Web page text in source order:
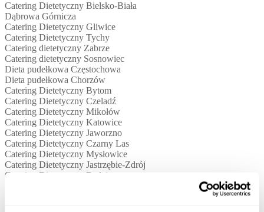
Catering Dietetyczny Bielsko-Biała
Dąbrowa Górnicza
Catering Dietetyczny Gliwice
Catering Dietetyczny Tychy
Catering dietetyczny Zabrze
Catering dietetyczny Sosnowiec
Dieta pudełkowa Częstochowa
Dieta pudełkowa Chorzów
Catering Dietetyczny Bytom
Catering Dietetyczny Czeladź
Catering Dietetyczny Mikołów
Catering Dietetyczny Katowice
Catering Dietetyczny Jaworzno
Catering Dietetyczny Czarny Las
Catering Dietetyczny Mysłowice
Catering Dietetyczny Jastrzębie-Zdrój
Catering Dietetyczny Będzin